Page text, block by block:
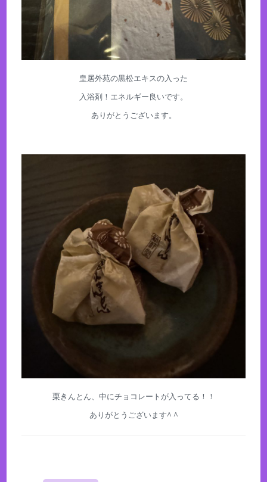
皇居外苑の黒松エキスの入った
入浴剤！エネルギー良いです。
ありがとうございます。
栗きんとん、中にチョコレートが入ってる！！
ありがとうございます^ ^